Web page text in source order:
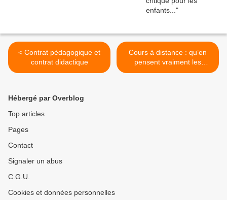
< Contrat pédagogique et
contrat didactique
Cours à distance : qu’en
pensent vraiment les
étudiants ? >
Hébergé par Overblog
Top articles
Pages
Contact
Signaler un abus
C.G.U.
Cookies et données personnelles